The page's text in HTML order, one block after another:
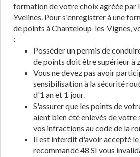
formation de votre choix agréée par
Yvelines. Pour s'enregistrer à une
de points à Chanteloup-les-Vignes,
:
Posséder un permis de
de points doit être supérieur à
Vous ne devez pas avoir
sensibilisation à la sécurité
d'1 an et 1 jour.
S'assurer que les points de
aient bien été enlevés de
vos infractions au code de la
Il est interdit d'avoir accepté
recommandé 48 SI vous